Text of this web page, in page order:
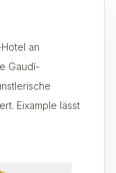
an
Gaudí-
Eixample lässt